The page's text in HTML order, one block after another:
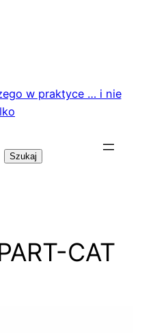
w praktyce … i nie
Szukaj
CAT